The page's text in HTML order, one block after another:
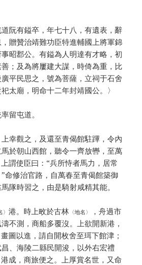
阮有鎰卒，年七十八，有遺表，辭
贈贊治靖難功臣特進輔國上將軍錦
昭郡公。有鎰為人明達有才略，初
；及為將屢建大謀，時倚為重，比
平民思之，號為菩薩，立祠于石舍
太廟，明命十二年封靖國公。〉
留屯道。
幸觀之，及還至青偈館駐蹕，令內
於朝山西館，聽令一齊放轡，至萬
謂使臣曰：“兵所恃者馬力，居常
命修治官路，自萬春至青偈館築御
隊時習之，由是騎射咸精其能。
〉港。時上畋於古林 〈地名〉
，舟過市
不測，商船多覆沒。上欲開新港，
畫圖以進，請自開枚舍至珥下館津；
昌、海陵二縣民開浚，以外右宏禮
成，商旅便之。上厚賞名世，又命